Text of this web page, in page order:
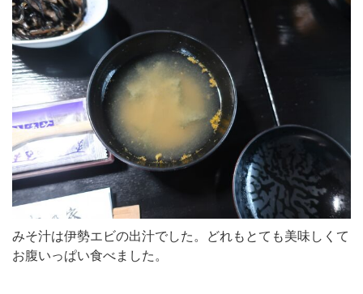
みそ汁は伊勢エビの出汁でした。どれもとても美味しくて
お腹いっぱい食べました。